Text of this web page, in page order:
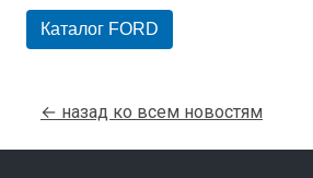
Каталог FORD
← назад ко всем новостям